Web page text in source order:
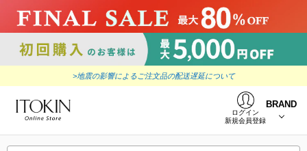
>地震の影響によるご注文品の配送遅延について
ログイン
新規会員登録
BRAND